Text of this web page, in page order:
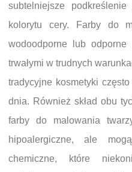
subtelniejsze
kolorytu cery. Farby do
wodoodporne lub
trwałymi w trudnych
tradycyjne kosmetyki
dnia. Również skład obu
farby do malowania
hipoalergiczne, ale
chemiczne, które